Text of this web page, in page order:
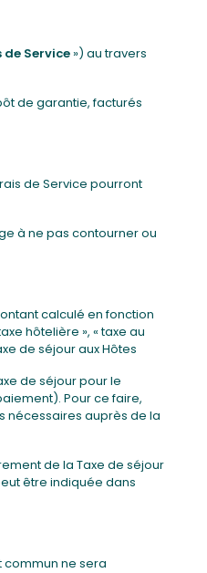
de Service ») au travers
de garantie, facturés
de Service pourront
à ne pas contourner ou
calculé en fonction
hôtelière », « taxe au
de séjour aux Hôtes
de séjour pour le
Pour ce faire,
nécessaires auprès de la
de la Taxe de séjour
être indiquée dans
commun ne sera